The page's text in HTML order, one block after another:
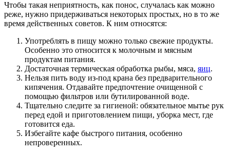
Чтобы такая неприятность, как понос, случалась как можно
реже, нужно придерживаться некоторых простых, но в то же
время действенных советов. К ним относятся:
Употреблять в пищу можно только свежие продукты.
Особенно это относится к молочным и мясным
продуктам питания.
Достаточная термическая обработка рыбы, мяса, яиц.
Нельзя пить воду из-под крана без предварительного
кипячения. Отдавайте предпочтение очищенной с
помощью фильтров или бутилированной воде.
Тщательно следите за гигиеной: обязательное мытье рук
перед едой и приготовлением пищи, уборка мест, где
готовится еда.
Избегайте кафе быстрого питания, особенно
непроверенных.